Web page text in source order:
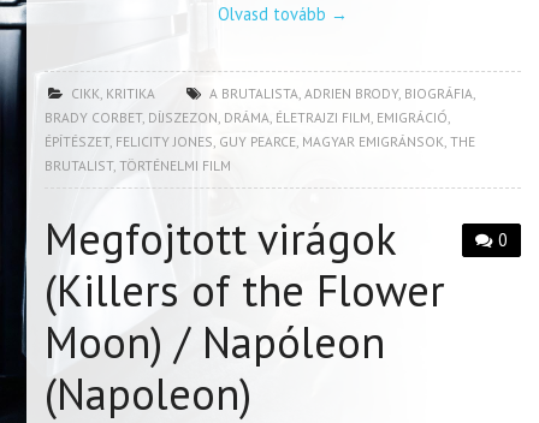
Olvasd tovább →
CIKK KRITIKA A BRUTALISTA ,ADRIEN BRODY, BIOGRÁFIA
BRADY CORBET, DÍJSZEZON DRÁMA ÉLETRAJZI FILM EMIGRÁCIÓ
ÉPÍTÉSZET, FELICITY JONES GUY PEARCE MAGYAR EMIGRÁNSOK ,THE
BRUTALIST,TÖRTÉNELMI FILM
0
Megfojtott virágok
(Killers of the Flower
Moon) / Napóleon
(Napoleon)